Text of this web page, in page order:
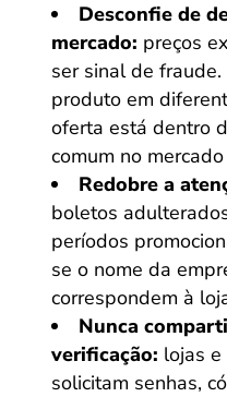
Desconfie de
mercado: preços
ser sinal de
produto em
oferta está dentro
comum no mercado
Redobre a
boletos
períodos
se o nome da
correspondem à
Nunca
verificação: lojas
solicitam senhas,